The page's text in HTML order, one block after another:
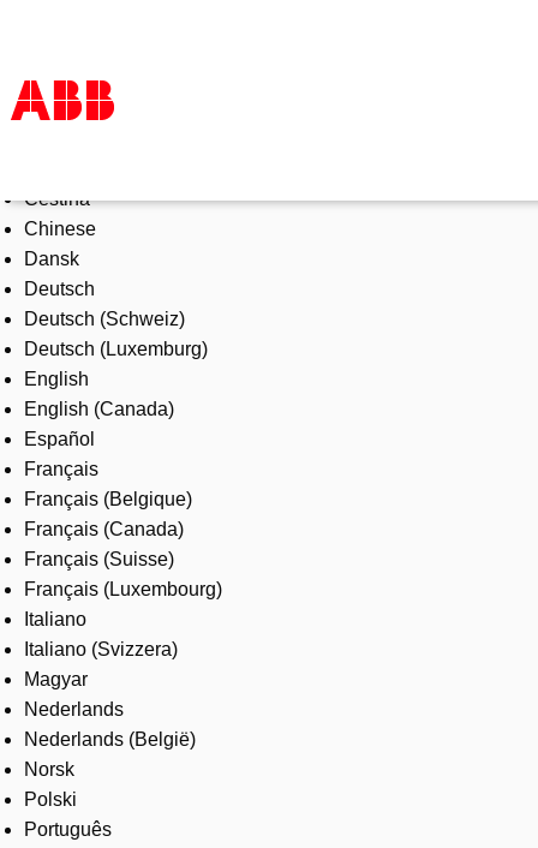
Products & Solutions
Industries
Services
About us
Where to buy
Contact us
Careers
Čeština
Chinese
Dansk
Deutsch
Deutsch (Schweiz)
Deutsch (Luxemburg)
English
English (Canada)
Español
Français
Français (Belgique)
Français (Canada)
Français (Suisse)
Français (Luxembourg)
Italiano
Italiano (Svizzera)
Magyar
Nederlands
Nederlands (België)
Norsk
Polski
Português